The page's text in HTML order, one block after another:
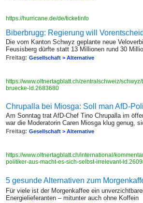
https://hurricane.de/de/ticketinfo
Biberbrugg: Regierung will
Die vom Kanton Schwyz geplante neue
Feusisberg dürfte statt 13 Millionen rund 30
Freitag: Gesellschaft > Alternative
https://www.oltnertagblatt.ch/zentralschweiz/
bruecke-ld.2683680
Chrupalla bei Miosga: Soll man AfD-
Am Sonntag trat AfD-Chef Tino Chrupalla im
war die Moderatorin Caren Miosga klug genug,
Freitag: Gesellschaft > Alternative
https://www.oltnertagblatt.ch/international/
politiker-aus-macht-es-sich-selbst-irrelevant-
5 gesunde Alternativen zum
Für viele ist der Morgenkaffee ein
Energielieferanten – mitunter auch ohne Koffein